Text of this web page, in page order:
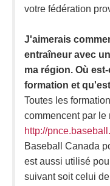
votre fédération
J'aimerais
entraîneur avec
ma région. Où
formation et
Toutes les
commencent par
http://
Baseball Canada
est aussi utilisé
suivant soit celui